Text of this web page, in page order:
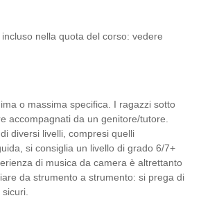
nella quota del corso: vedere
o massima specifica. I ragazzi sotto
accompagnati da un genitore/tutore.
diversi livelli, compresi quelli
si consiglia un livello di grado 6/7+
di musica da camera è altrettanto
da strumento a strumento: si prega di